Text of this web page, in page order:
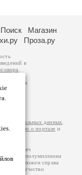
Поиск
Магазин
Проза.ру
в
авторам
возможна
за
на
персональных данных
о портале и
100 тысяч
более полумиллиона
расположен справа
количество